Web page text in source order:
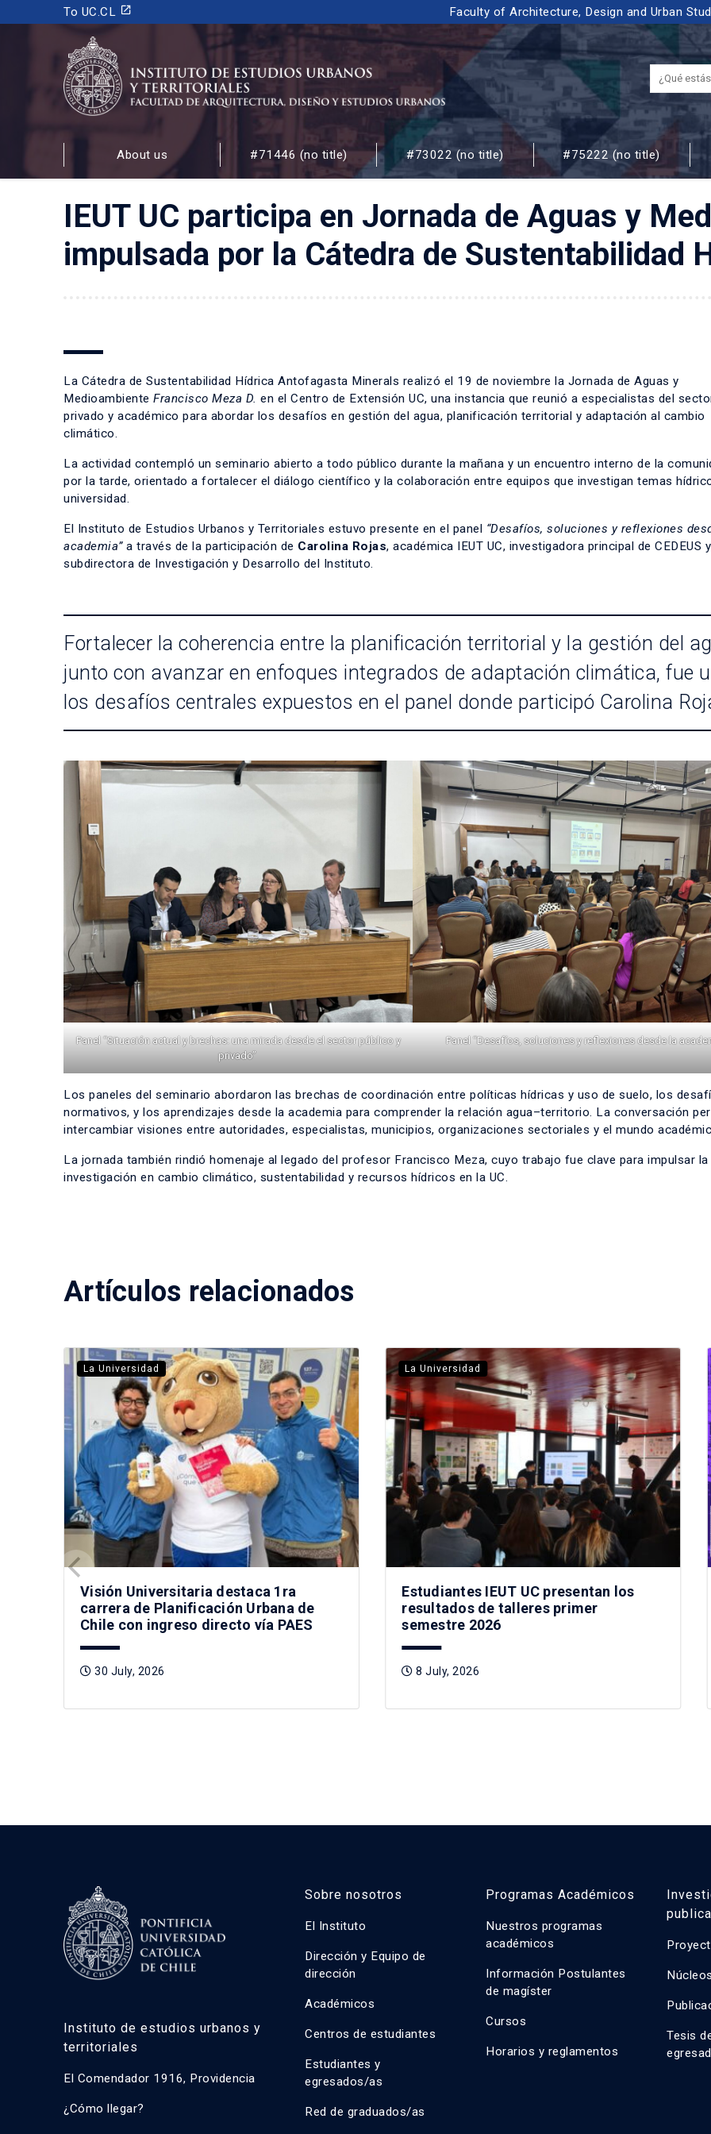
To UC.CL launch Faculty of Architecture, Design and Urban
INSTITUTO DE ESTUDIOS URBANOS
Y TERRITORIALES
FACULTAD DE ARQUITECTURA, DISEÑO Y ESTUDIOS URBANOS
About us #71446 (no title) #73022 (no title) #75222 (no title)
IEUT UC participa en Jornada de Aguas y
impulsada por la Cátedra de Sustentabilidad
La Cátedra de Sustentabilidad Hídrica Antofagasta Minerals realizó el 19 de noviembre la Jornada de Aguas y
Medioambiente Francisco Meza D. en el Centro de Extensión UC, una instancia que reunió a especialistas del
privado y académico para abordar los desafíos en gestión del agua, planificación territorial y adaptación al cambio
climático.
La actividad contempló un seminario abierto a todo público durante la mañana y un encuentro interno de la
por la tarde, orientado a fortalecer el diálogo científico y la colaboración entre equipos que investigan temas
universidad.
El Instituto de Estudios Urbanos y Territoriales estuvo presente en el panel “Desafíos, soluciones y reflexiones
academia”a través de la participación de Carolina Rojas, académica IEUT UC, investigadora principal de CEDEUS y
subdirectora de Investigación y Desarrollo del Instituto.
Fortalecer la coherencia entre la planificación territorial y la gestión del
junto con avanzar en enfoques integrados de adaptación climática, fue
los desafíos centrales expuestos en el panel donde participó Carolina
Panel “Situación actual y brechas: una mirada desde el sector público y
privado”
Panel “Desafíos, soluciones y reflexiones desde la
Los paneles del seminario abordaron las brechas de coordinación entre políticas hídricas y uso de suelo, los
normativos, y los aprendizajes desde la academia para comprender la relación agua–territorio. La conversación
intercambiar visiones entre autoridades, especialistas, municipios, organizaciones sectoriales y el mundo
La jornada también rindió homenaje al legado del profesor Francisco Meza, cuyo trabajo fue clave para impulsar la
investigación en cambio climático, sustentabilidad y recursos hídricos en la UC.
Artículos relacionados
La Universidad
Visión Universitaria destaca 1ra
carrera de Planificación Urbana de
Chile con ingreso directo vía PAES
30 July, 2026
La Universidad
Estudiantes IEUT UC presentan los
resultados de talleres primer
semestre 2026
8 July, 2026
Instituto de estudios urbanos y
territoriales
El Comendador 1916, Providencia
¿Cómo llegar?
Sobre nosotros
El Instituto
Dirección y Equipo de
dirección
Académicos
Centros de estudiantes
Estudiantes y
egresados/as
Red de graduados/as
Programas Académicos
Nuestros programas
académicos
Información Postulantes
de magíster
Cursos
Horarios y reglamentos
Tesis